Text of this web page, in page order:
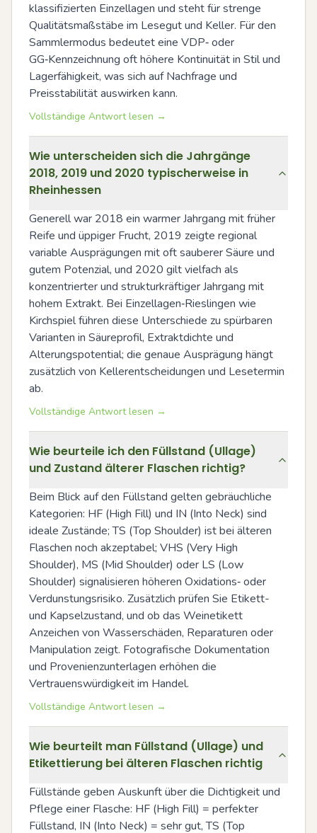
klassifizierten Einzellagen und steht für strenge
Qualitätsmaßstäbe im Lesegut und Keller. Für den
Sammlermodus bedeutet eine VDP‑ oder
GG‑Kennzeichnung oft höhere Kontinuität in Stil und
Lagerfähigkeit, was sich auf Nachfrage und
Preisstabilität auswirken kann.
Vollständige Antwort lesen →
Wie unterscheiden sich die Jahrgänge
2018, 2019 und 2020 typischerweise in
Rheinhessen
Generell war 2018 ein warmer Jahrgang mit früher
Reife und üppiger Frucht, 2019 zeigte regional
variable Ausprägungen mit oft sauberer Säure und
gutem Potenzial, und 2020 gilt vielfach als
konzentrierter und strukturkräftiger Jahrgang mit
hohem Extrakt. Bei Einzellagen‑Rieslingen wie
Kirchspiel führen diese Unterschiede zu spürbaren
Varianten in Säureprofil, Extraktdichte und
Alterungspotential; die genaue Ausprägung hängt
zusätzlich von Kellerentscheidungen und Lesetermin
ab.
Vollständige Antwort lesen →
Wie beurteile ich den Füllstand (Ullage)
und Zustand älterer Flaschen richtig?
Beim Blick auf den Füllstand gelten gebräuchliche
Kategorien: HF (High Fill) und IN (Into Neck) sind
ideale Zustände; TS (Top Shoulder) ist bei älteren
Flaschen noch akzeptabel; VHS (Very High
Shoulder), MS (Mid Shoulder) oder LS (Low
Shoulder) signalisieren höheren Oxidations‑ oder
Verdunstungsrisiko. Zusätzlich prüfen Sie Etikett-
und Kapselzustand, und ob das Weinetikett
Anzeichen von Wasserschäden, Reparaturen oder
Manipulation zeigt. Fotografische Dokumentation
und Provenienzunterlagen erhöhen die
Vertrauenswürdigkeit im Handel.
Vollständige Antwort lesen →
Wie beurteilt man Füllstand (Ullage) und
Etikettierung bei älteren Flaschen richtig
Füllstände geben Auskunft über die Dichtigkeit und
Pflege einer Flasche: HF (High Fill) = perfekter
Füllstand, IN (Into Neck) = sehr gut, TS (Top